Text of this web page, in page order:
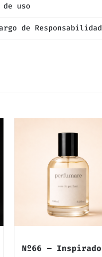
de uso
de Responsabilidad
Nº66 — Inspirado